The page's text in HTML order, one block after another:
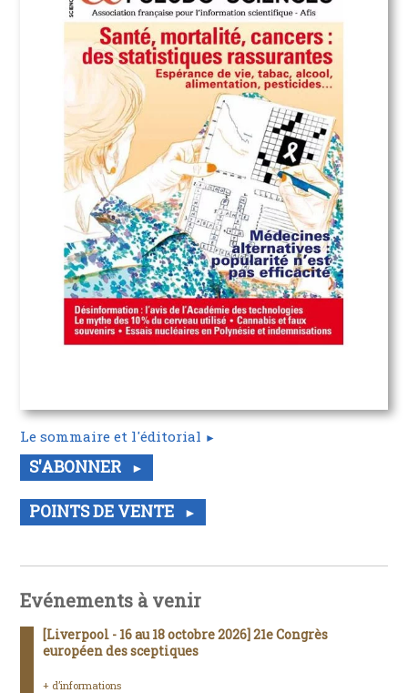
Le sommaire et l'éditorial
S'ABONNER
POINTS DE VENTE
Evénements à venir
[Liverpool - 16 au 18 octobre 2026] 21e Congrès
européen des sceptiques
+ d’informations